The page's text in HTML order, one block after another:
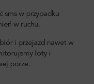
sms w przypadku
w ruchu.
i przejazd nawet w
loty i
porze.